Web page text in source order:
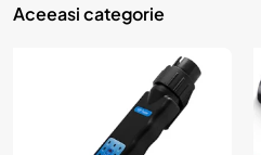
Aceeasi categorie